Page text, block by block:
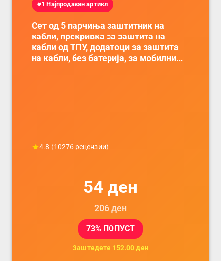
#1 Најпродаван артикл
Сет од 5 парчиња заштитник на
кабли, прекривка за заштита на
кабли од ТПУ, додатоци за заштита
на кабли, без батерија, за мобилни
4.8 (10276 рецензии)
54 ден
206ден
73% ПОПУСТ
Заштедете 152.00 ден